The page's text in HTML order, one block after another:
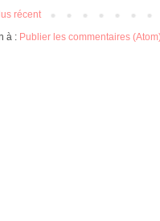
récent
à : Publier les commentaires